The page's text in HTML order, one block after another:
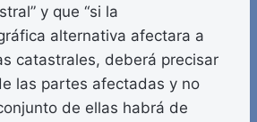
y que “si la
alternativa afectara a
catastrales, deberá precisar
las partes afectadas y no
de ellas habrá de